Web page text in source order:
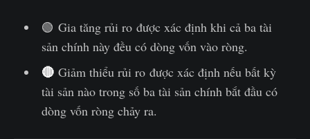
🟢 Gia tăng rủi ro được xác định khi cả ba tài
sản chính này đều có dòng vốn vào ròng.
🔴Giảm thiểu rủi ro được xác định nếu bất kỳ
tài sản nào trong số ba tài sản chính bắt đầu có
dòng vốn ròng chảy ra.